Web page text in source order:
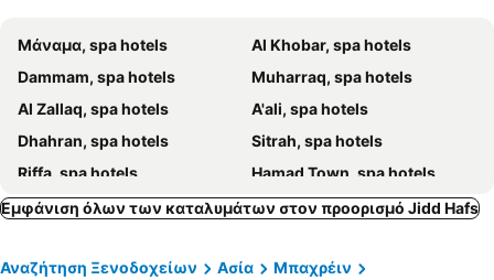
Μάναμα, spa hotels
Al Khobar, spa hotels
Dammam, spa hotels
Muharraq, spa hotels
Al Zallaq, spa hotels
A'ali, spa hotels
Dhahran, spa hotels
Sitrah, spa hotels
Riffa, spa hotels
Hamad Town, spa hotels
Εμφάνιση όλων των καταλυμάτων στον προορισμό Jidd Hafs
Αναζήτηση Ξενοδοχείων Ασία
Μπαχρέιν